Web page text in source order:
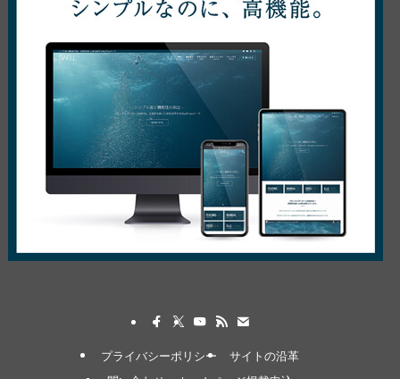
プライバシーポリシー
サイトの沿革